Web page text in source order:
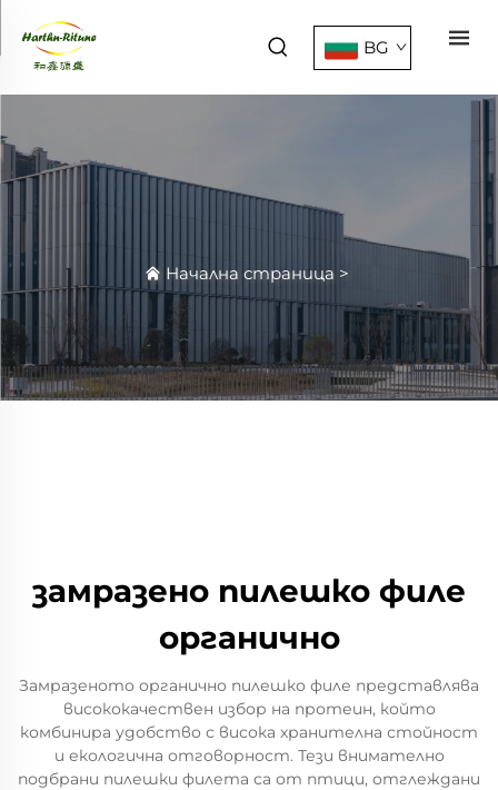
BG
Начална страница >
замразено пилешко филе
органично
Замразеното органично пилешко филе представлява
висококачествен избор на протеин, който
комбинира удобство с висока хранителна стойност
и екологична отговорност. Тези внимателно
подбрани пилешки филета са от птици, отглеждани